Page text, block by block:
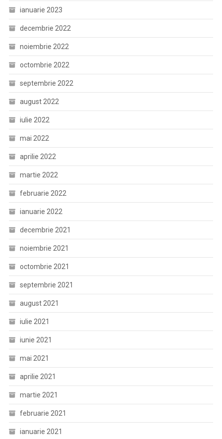
ianuarie 2023
decembrie 2022
noiembrie 2022
octombrie 2022
septembrie 2022
august 2022
iulie 2022
mai 2022
aprilie 2022
martie 2022
februarie 2022
ianuarie 2022
decembrie 2021
noiembrie 2021
octombrie 2021
septembrie 2021
august 2021
iulie 2021
iunie 2021
mai 2021
aprilie 2021
martie 2021
februarie 2021
ianuarie 2021